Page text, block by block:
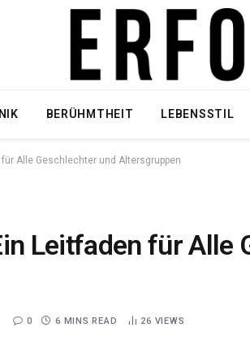
BERÜHMTHEIT LEBENSSTIL
Alle Geschlechter und Altersgruppen
Leitfaden für Alle
0 6 MINS READ 26 VIEWS